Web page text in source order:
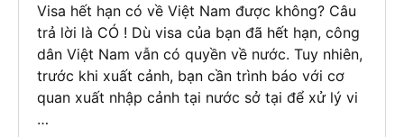
Visa hết hạn có về Việt Nam được không? Câu
trả lời là CÓ ! Dù visa của bạn đã hết hạn, công
dân Việt Nam vẫn có quyền về nước. Tuy nhiên,
trước khi xuất cảnh, bạn cần trình báo với cơ
quan xuất nhập cảnh tại nước sở tại để xử lý vi
…